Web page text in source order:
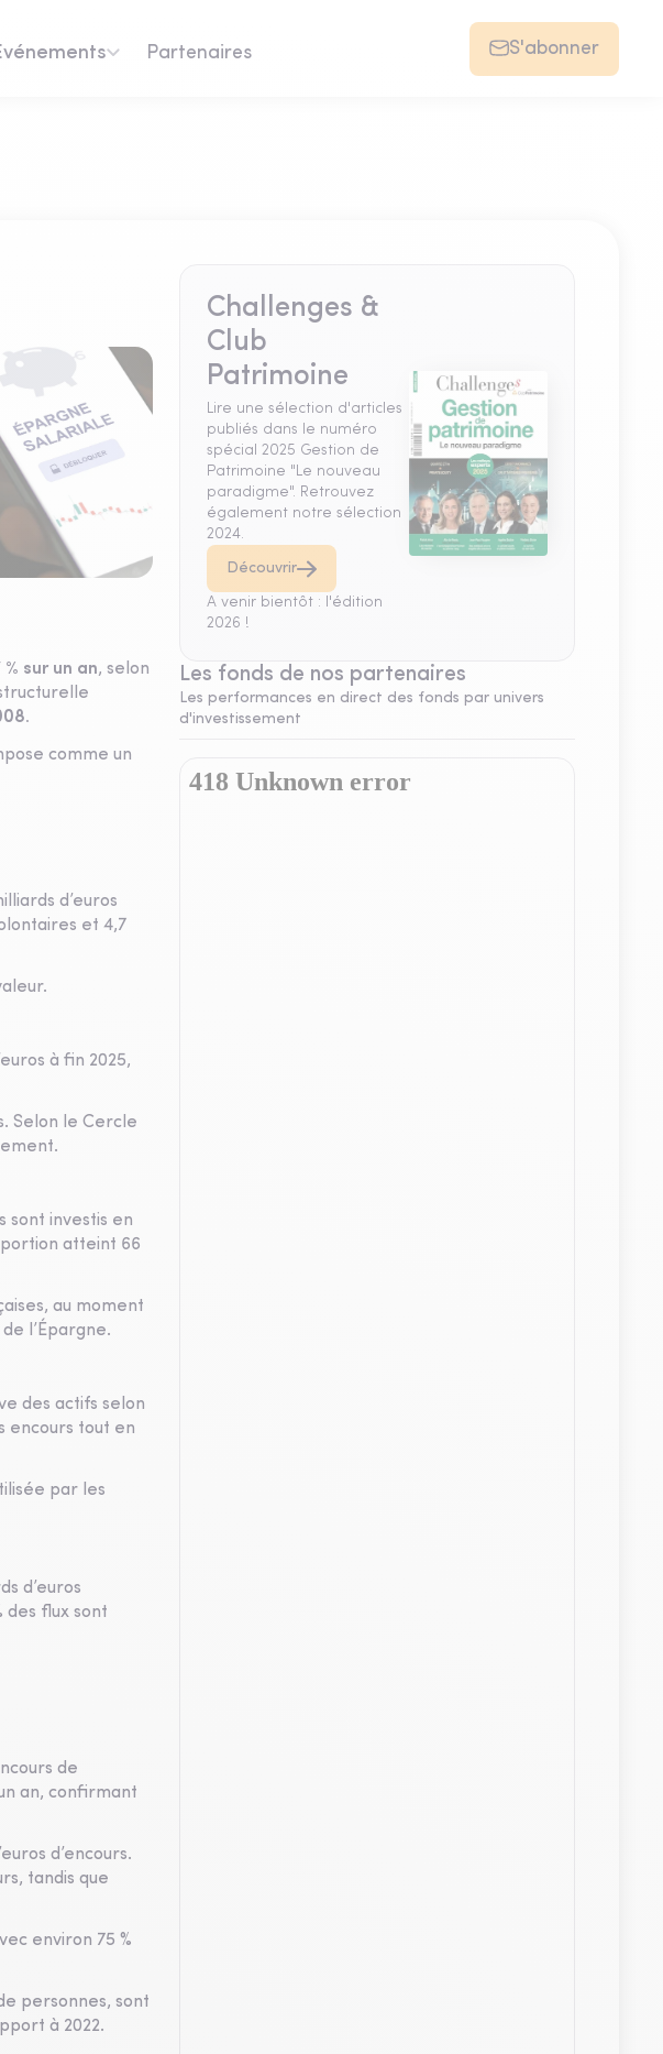
Partenaires S'abonner
% sur un an, selon
comme un
d’euros
et 4,7
à fin 2025,
Selon le Cercle
sont investis en
atteint 66
au moment
l’Épargne.
des actifs selon
encours tout en
par les
d’euros
des flux sont
de
an, confirmant
d’encours.
tandis que
environ 75 %
personnes, sont
à 2022.
Challenges &
Club
Patrimoine
Lire une sélection d'articles
publiés dans le numéro
spécial 2025 Gestion de
Patrimoine "Le nouveau
paradigme". Retrouvez
également notre sélection
2024.
Découvrir
A venir bientôt : l'édition
2026 !
Les fonds de nos partenaires
Les performances en direct des fonds par univers
d'investissement